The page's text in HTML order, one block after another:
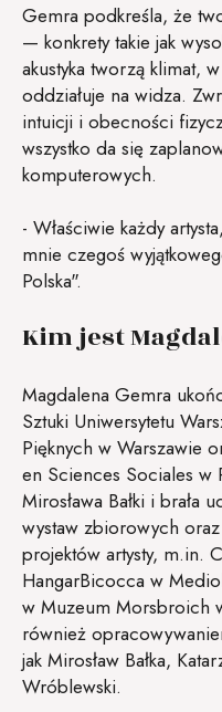
Gemra podkreśla, że
— konkrety takie jak
akustyka tworzą klimat,
oddziałuje na widza.
intuicji i obecności
wszystko da się
komputerowych.
- Właściwie każdy
mnie czegoś
Polska".
Kim jest
Magdalena Gemra
Sztuki Uniwersytetu
Pięknych w Warszawie
en Sciences Sociales w
Mirosława Bałki i brała
wystaw zbiorowych
projektów artysty, m.in.
HangarBicocca w
w Muzeum Morsbroich
również
jak Mirosław Bałka,
Wróblewski.